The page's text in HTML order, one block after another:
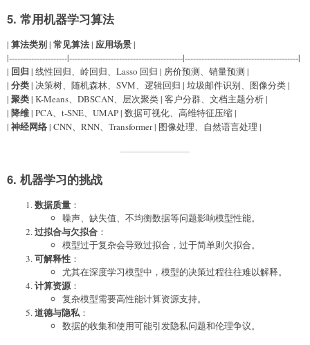
5. 常用机器学习算法
| 算法类别| 常见算法| 应用场景|
|---------------------|-----------------------------------------|-----------------------------------------|
| 回归 | 线性回归、岭回归、Lasso 回归 | 房价预测、销量预测 |
| 分类| 决策树、随机森林、SVM、逻辑回归 | 垃圾邮件识别、图像分类 |
| 聚类| K-Means、DBSCAN、层次聚类 | 客户分群、文档主题分析 |
| 降维| PCA、t-SNE、UMAP | 数据可视化、高维特征压缩 |
| 神经网络| CNN、RNN、Transformer | 图像处理、自然语言处理 |
6. 机器学习的挑战
数据质量 ：
噪声、缺失值、不均衡数据等问题影响模型性能。
过拟合与欠拟合 ：
模型过于复杂会导致过拟合，过于简单则欠拟合。
可解释性 ：
尤其在深度学习模型中，模型的决策过程往往难以解释。
计算资源：
复杂模型需要高性能计算资源支持。
道德与隐私 ：
数据的收集和使用可能引发隐私问题和伦理争议。